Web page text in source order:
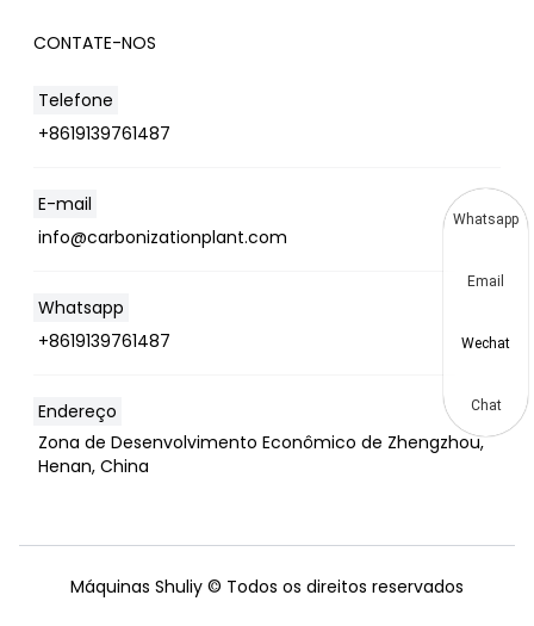
CONTATE-NOS
Telefone
+8619139761487
E-mail
info@carbonizationplant.com
Whatsapp
+8619139761487
Endereço
Zona de Desenvolvimento Econômico de Zhengzhou,
Henan, China
Máquinas Shuliy © Todos os direitos reservados
Whatsapp
Email
Wechat
Chat